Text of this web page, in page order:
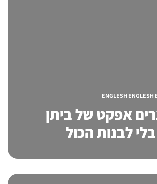
ENGLESH ENGLESH
אפקט של ביתן
לבנות הכול
לתערוכה